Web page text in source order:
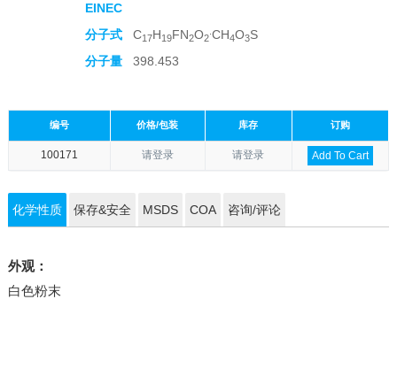
EINEC
分子式
C17H19FN2O2 CH4O3S
分子量
398.453
编号 价格/包装 库存 订购
100171 请登录 请登录 Add To Cart
化学性质 保存&安全 MSDS COA 咨询/评论
外观：
白色粉末